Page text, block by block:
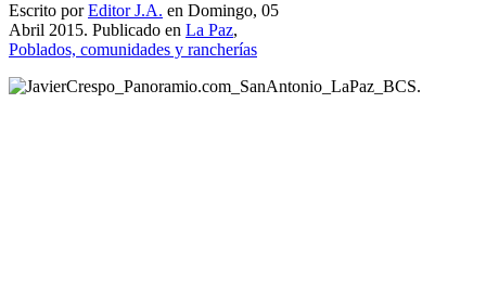
Escrito porEditor J.A. en Domingo, 05
Abril 2015. Publicado en La Paz,
Poblados, comunidades y rancherías